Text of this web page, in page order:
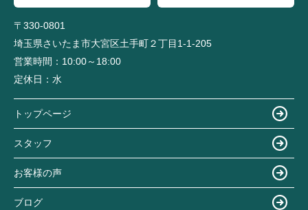
〒330-0801
埼玉県さいたま市大宮区土手町２丁目1-1-205
営業時間： 10:00～18:00
定休日： 水
トップページ
スタッフ
お客様の声
ブログ